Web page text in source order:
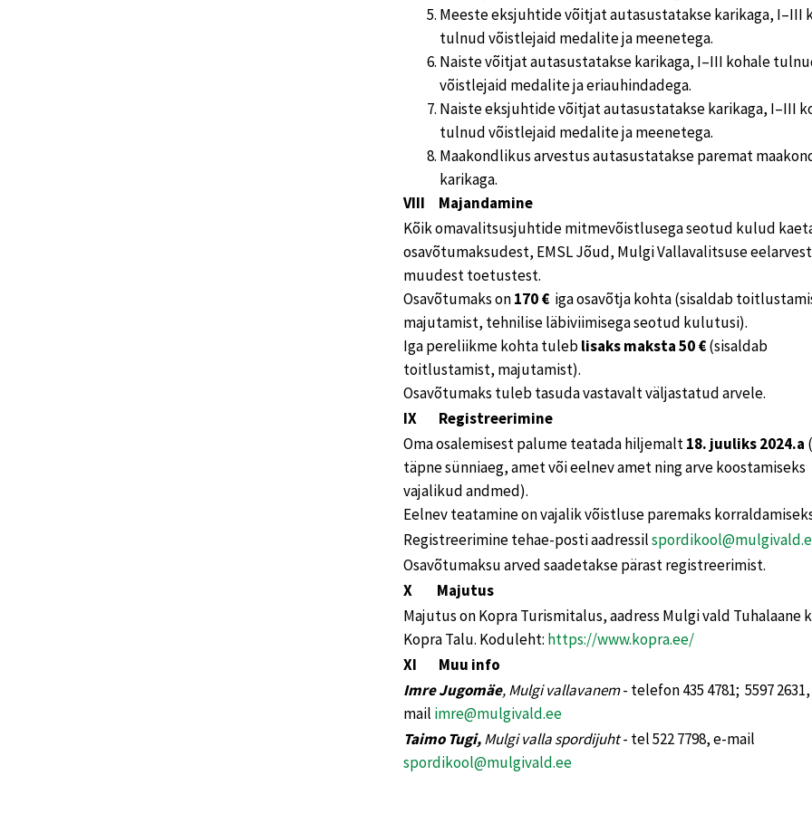
Meeste eksjuhtide võitjat autasustatakse karikaga, I–III
tulnud võistlejaid medalite ja meenetega.
Naiste võitjat autasustatakse karikaga, I–III kohale
võistlejaid medalite ja eriauhindadega.
Naiste eksjuhtide võitjat autasustatakse karikaga, I–III
tulnud võistlejaid medalite ja meenetega.
Maakondlikus arvestus autasustatakse paremat
karikaga.
VIII Majandamine
Kõik omavalitsusjuhtide mitmevõistlusega seotud kulud
osavõtumaksudest, EMSL Jõud, Mulgi Vallavalitsuse
muudest toetustest.
Osavõtumaks on170 € iga osavõtja kohta (sisaldab
majutamist, tehnilise läbiviimisega seotud kulutusi).
Iga pereliikme kohta tuleblisaks maksta50 €(sisaldab
toitlustamist, majutamist).
Osavõtumaks tuleb tasuda vastavalt väljastatud arvele.
IX Registreerimine
Oma osalemisest palume teatada hiljemalt18. juuliks 2024.a
täpne sünniaeg, amet või eelnev amet ning arve koostamiseks
vajalikud andmed).
Eelnev teatamine on vajalik võistluse paremaks
Registreerimine tehae-posti aadressil
Osavõtumaksu arved saadetakse pärast registreerimist.
X Majutus
Majutus on Kopra Turismitalus, aadress Mulgi vald Tuhalaane
Kopra Talu. Koduleht: https://www.kopra.ee/
XI Muu info
Imre Jugomäe, Mulgi vallavanem- telefon 435 4781; 5597
mail imre@mulgivald.ee
Taimo Tugi,Mulgi valla spordijuht- tel 522 7798, e-mail
spordikool@mulgivald.ee